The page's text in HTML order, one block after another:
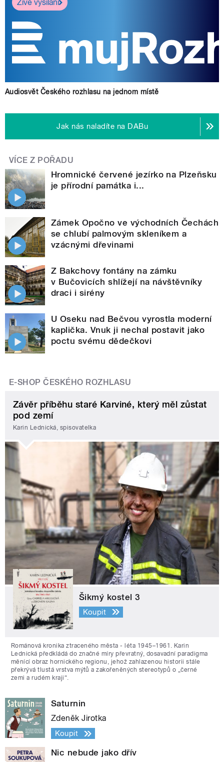
Živé vysílání
Audiosvět Českého rozhlasu na jednom místě
Jak nás naladíte na DABu
VÍCE Z POŘADU
Hromnické červené jezírko na Plzeňsku
je přírodní památka i...
Zámek Opočno ve východních Čechách
se chlubí palmovým skleníkem a
vzácnými dřevinami
Z Bakchovy fontány na zámku
v Bučovicích shlížejí na návštěvníky
draci i sirény
U Oseku nad Bečvou vyrostla moderní
kaplička. Vnuk ji nechal postavit jako
poctu svému dědečkovi
E-SHOP ČESKÉHO ROZHLASU
Závěr příběhu staré Karviné, který měl zůstat
pod zemí
Karin Lednická, spisovatelka
Šikmý kostel 3
Koupit
Románová kronika ztraceného města - léta 1945–1961. Karin
Lednická předkládá do značné míry převratný, dosavadní paradigma
měnící obraz hornického regionu, jehož zahlazenou historii stále
překrývá tlustá vrstva mýtů a zakořeněných stereotypů o „černé
zemi a rudém kraji“.
Saturnin
Zdeněk Jirotka
Koupit
Nic nebude jako dřív